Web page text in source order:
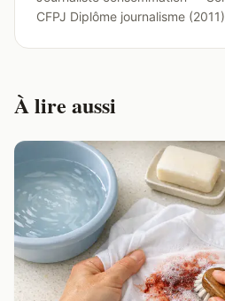
CFPJ Diplôme journalisme (2011)
À lire aussi